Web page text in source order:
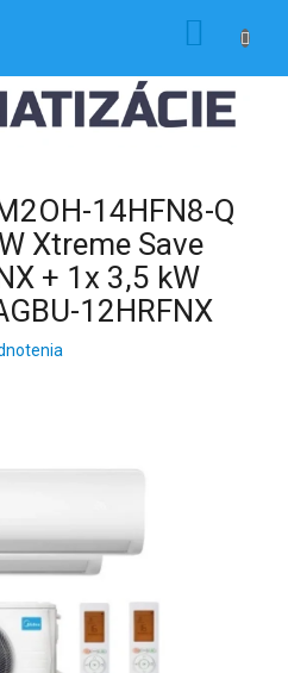
14HFN8-Q
Xtreme Save
+ 1x 3,5 kW
12HRFNX